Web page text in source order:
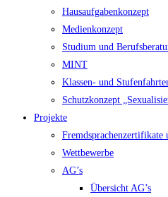
Hausaufgabenkonzept
Medienkonzept
Studium und
MINT
Klassen- und
Schutzkonzept
Projekte
Wettbewerbe
AG’s
Übersicht AG’s